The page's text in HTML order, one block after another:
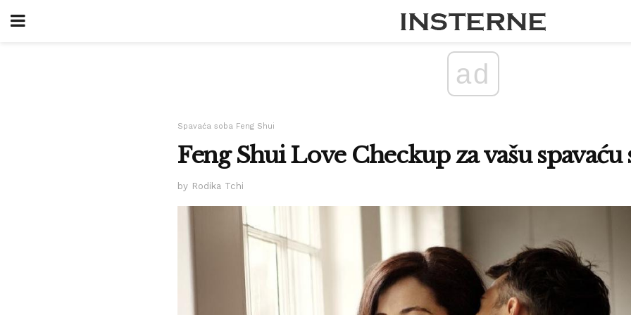
ad
Spavaća soba Feng Shui
Feng Shui Love Checkup za vašu spavaću
by Rodika Tchi